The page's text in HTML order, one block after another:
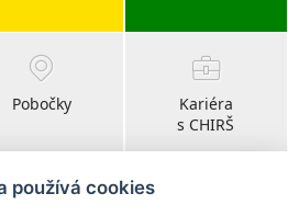
Pobočky
Kariéra
s CHIRŠ
používá cookies